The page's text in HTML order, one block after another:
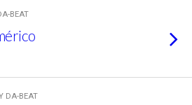
BEAT
DA-BEAT